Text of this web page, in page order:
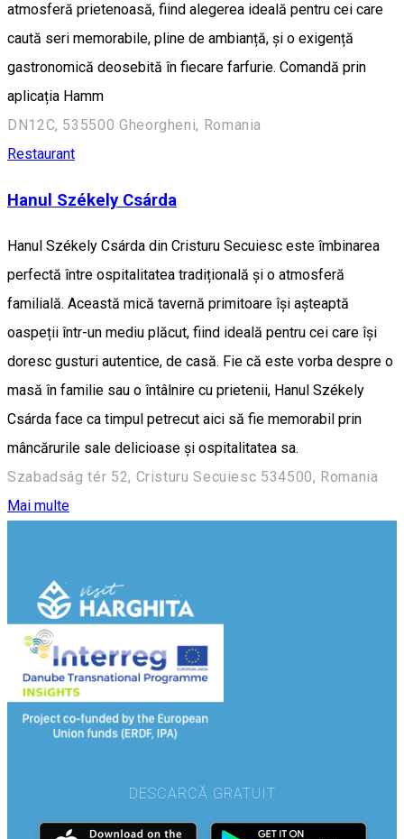
atmosferă prietenoasă, fiind alegerea ideală pentru cei care
caută seri memorabile, pline de ambianță, și o exigență
gastronomică deosebită în fiecare farfurie. Comandă prin
aplicația Hamm
DN12C, 535500 Gheorgheni, Romania
Restaurant
Hanul Székely Csárda
Hanul Székely Csárda din Cristuru Secuiesc este îmbinarea
perfectă între ospitalitatea tradițională și o atmosferă
familială. Această mică tavernă primitoare își așteaptă
oaspeții într-un mediu plăcut, fiind ideală pentru cei care își
doresc gusturi autentice, de casă. Fie că este vorba despre o
masă în familie sau o întâlnire cu prietenii, Hanul Székely
Csárda face ca timpul petrecut aici să fie memorabil prin
mâncărurile sale delicioase și ospitalitatea sa.
Szabadság tér 52, Cristuru Secuiesc 534500, Romania
Mai multe
DESCARCĂ GRATUIT